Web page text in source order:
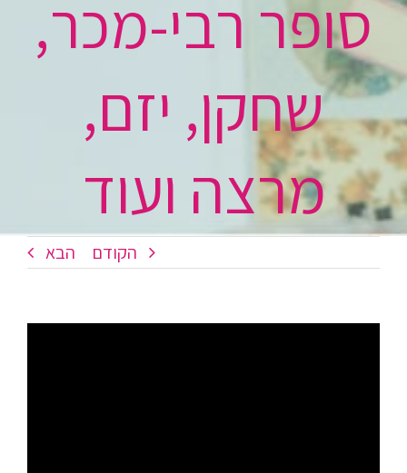
סופר רבי-מכר,
שחקן, יזם,
מרצה ועוד
הקודם הבא